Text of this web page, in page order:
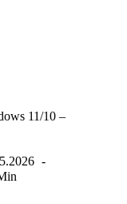
11/10 –